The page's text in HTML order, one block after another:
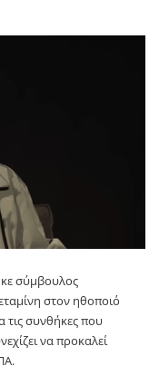
σύμβουλος
στον ηθοποιό
τις συνθήκες που
να προκαλεί